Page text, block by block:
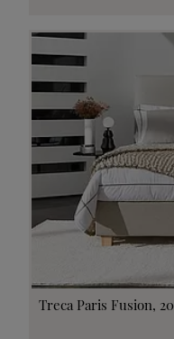
Treca Paris Fusion,